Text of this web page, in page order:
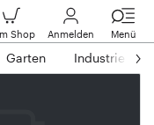
Shop Anmelden Menü
Garten Industrie